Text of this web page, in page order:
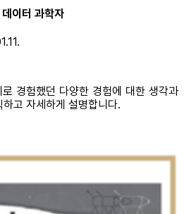
이터 과학자
경험했던 다양한 경험에 대한 생각과
고 자세하게 설명합니다.